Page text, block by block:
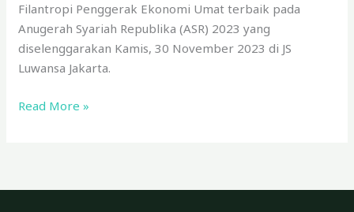
Filantropi Penggerak Ekonomi Umat terbaik pada
Anugerah Syariah Republika (ASR) 2023 yang
diselenggarakan Kamis, 30 November 2023 di JS
Luwansa Jakarta.
Read More »